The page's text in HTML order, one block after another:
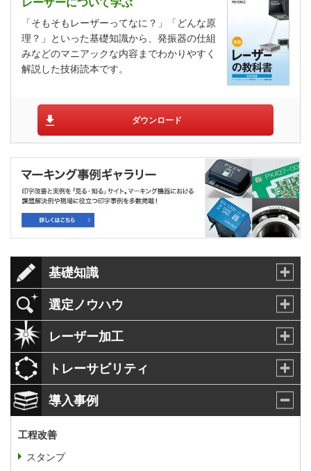
レーザーについて学ぶ
「そもそもレーザーってなに？」「どんな原
理？」といった基礎知識から、発振器の仕組
みなどのマニアックな内容までわかりやすく
解説した技術読本です。
ダウンロード
基礎知識
選定ノウハウ
レーザー加工
トレーサビリティ
導入事例
工程改善
スタンプ